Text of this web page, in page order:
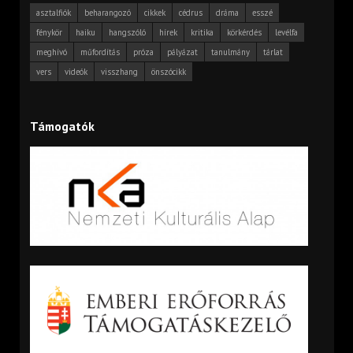
asztalfiók beharangozó cikkek cédrus dráma
esszé
fénykör
haiku hangszóló hírek kritika körkérdés
levélfa
meghívó
műfordítás próza pályázat tanulmány
tárlat
vers
videók visszhang önszócikk
Támogatók